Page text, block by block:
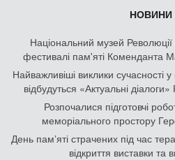
НОВИНИ
Національний музей Революції
фестивалі пам'яті Коменданта
Найважливіші виклики сучасності у
відбудуться «Актуальні
Розпочалися підготовчі
меморіального простору
День памʼяті страчених під час
відкриття виставки та